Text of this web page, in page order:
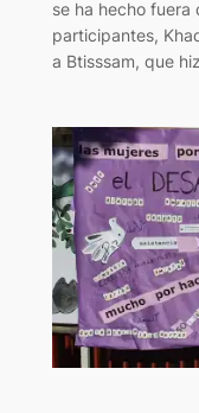
se ha hecho fuera
participantes,
a Btisssam, que